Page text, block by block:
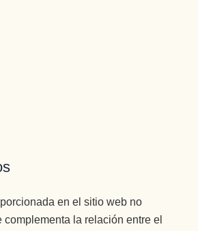
en el sitio web no
complementa la relación entre el